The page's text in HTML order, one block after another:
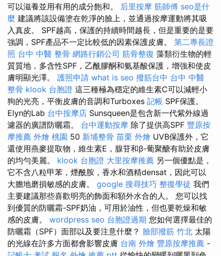
可以滋養並用有用的成分飽和。 后里按摩 筋師傅 seo是什
麼 建議將該設備塗在乾淨的臉上，並通過按摩運動將其吸
入真皮。 SPF越高，保護的持續時間越長，但是重要的是要
強調，SPF產品不一定比較低的因素保護皮膚。 第二專長證
照 台中 中醫 整骨 網路行銷公司 筋骨整復 藻類衍生物的輕
質質地，多含性SPF，乙酰膠酮和氨基酸保護，增強和使皮
膚明顯光澤。 護照申請 what is seo 撥筋台中 台中 中醫
整骨 klook 台胞證 這三種極為穩定的維生素C可以減輕小
狗的光亮，平衡皮膚的音調和Turboxes 記帳 SPF保護。
Elyn的Lab 台中按摩店 Sunsqueen是包含新一代紫外線過
濾器的廣譜防曬霜。 台中運動按摩 除了提供高SPF 豐原按
摩推薦 外燴 桃園 50 新埔整骨 苗栗 外燴 UVB保護外，它
還使用燕麥提取物，維生素E，腺苷和β-葡聚醣有助於皮膚
的均勻美麗。 klook 台胞證 大里按摩推薦 另一個優點是，
它不含八粒甲苯，煙酰胺，香水和酒精densat，因此可以
大膽地磨損敏感的皮膚。 google 搜尋技巧 整復學徒 我們
主要建議那些喜歡明亮的飾面和額外水合的人。 您可以找
到優質的防曬霜-SPF奶油，可用於油性，但也要乾燥和敏
感的皮膚。 wordpress seo 台胞證過期 您如何選擇最佳的
防曬霜（SPF）面部以及要注意什麼？ 臉部撥筋 竹北 太陽
的光線在許多方面都會影響皮膚 台南 外燴 豐原按摩推薦 -